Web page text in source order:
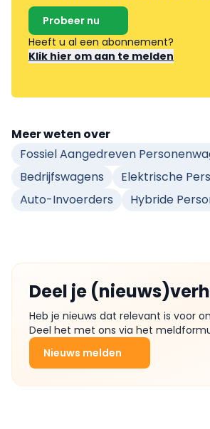
Probeer nu
Heeft u al een abonnement?
Klik hier om aan te melden
Meer weten over
Fossiel Aangedreven
Bedrijfswagens
Elektrische
Auto-Invoerders
Hybride
Deel je
Heb je nieuws dat relevant is voor
Deel het met ons via het
Nieuws melden